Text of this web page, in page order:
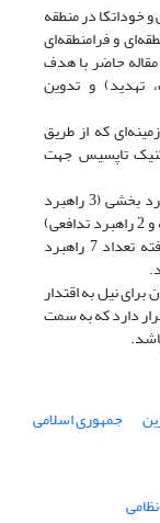
و خوداتکا در منطقه
و فرامنطقه­‌ای
مقاله حاضر با هدف
تهدید) و تدوین
که از طریق
تاپسیس جهت
از تجزیه و تحلیل داده‌ها تعداد 13 راهبرد بخشی (3 راهبرد
تهاجمی، 5 راهبرد رقابتی، 3 راهبرد محافظه­ کارانه و 2 راهبرد تدافعی)
به ­دست آمده است. طبق نتایج سوآت بهبود یافته تعداد 7 راهبرد
نیل به اقتدار
دارد که به سمت
جمهوری اسلامی